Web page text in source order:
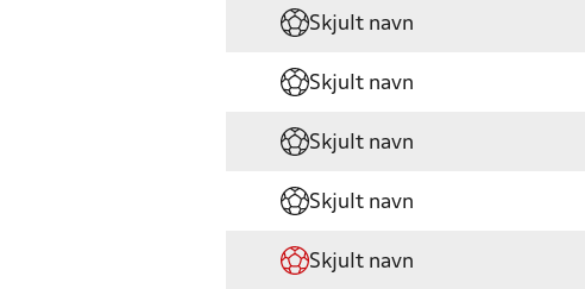
Skjult navn
Skjult navn
Skjult navn
Skjult navn
Skjult navn